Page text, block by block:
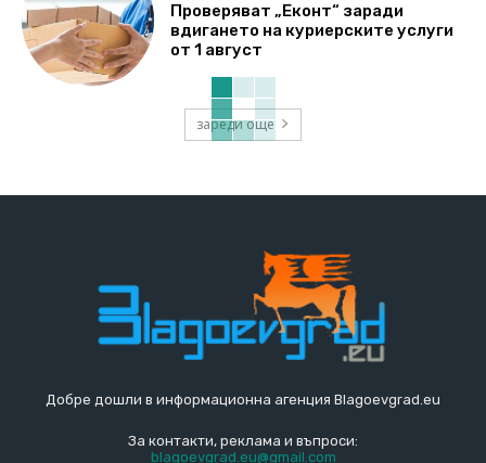
Проверяват „Еконт“ заради
вдигането на куриерските услуги
от 1 август
зареди още
Добре дошли в информационна агенция Blagoevgrad.eu
За контакти, реклама и въпроси:
blagoevgrad.eu@gmail.com